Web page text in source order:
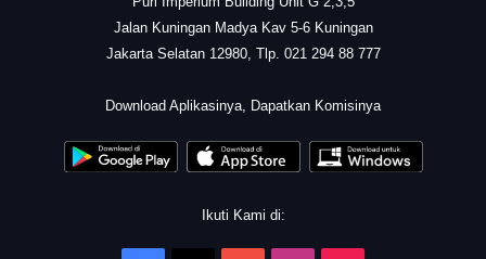
Jalan Kuningan Madya Kav 5-6 Kuningan
Jakarta Selatan 12980, Tlp. 021 294 88 777
Download Aplikasinya, Dapatkan Komisinya
Ikuti Kami di: